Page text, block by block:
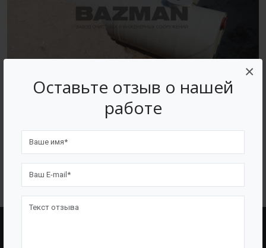
Оставьте отзыв о нашей
работе
×
ВОЗВРАТ К СПИСКУ